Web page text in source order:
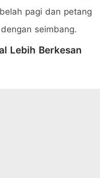
pagi dan petang
seimbang.
Lebih Berkesan